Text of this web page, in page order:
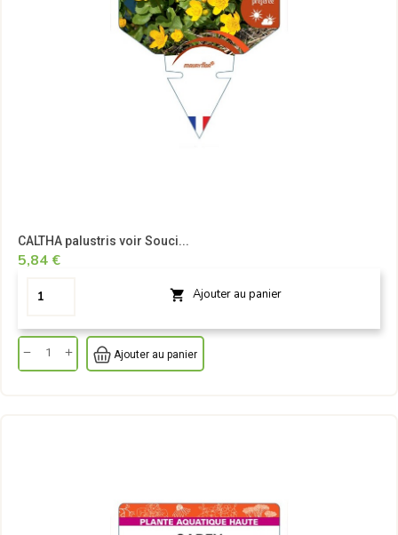
CALTHA palustris voir Souci...
5,84 €
 Ajouter au panier
Ajouter au panier